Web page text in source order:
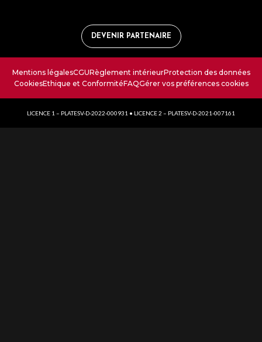
DEVENIR PARTENAIRE
Mentions légalesCGURèglement intérieurProtection des données
CookiesEthique et ConformitéFAQGérer vos préférences cookies
LICENCE 1 – PLATESV-D-2022-000931 • LICENCE 2 – PLATESV-D-2021-007161